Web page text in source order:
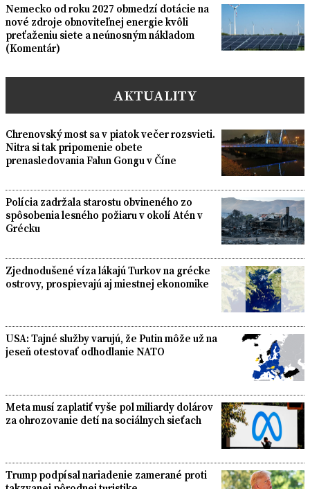
Nemecko od roku 2027 obmedzí dotácie na
nové zdroje obnoviteľnej energie kvôli
preťaženiu siete a neúnosným nákladom
(Komentár)
AKTUALITY
Chrenovský most sa v piatok večer rozsvieti.
Nitra si tak pripomenie obete
prenasledovania Falun Gongu v Číne
Polícia zadržala starostu obvineného zo
spôsobenia lesného požiaru v okolí Atén v
Grécku
Zjednodušené víza lákajú Turkov na grécke
ostrovy, prospievajú aj miestnej ekonomike
USA: Tajné služby varujú, že Putin môže už na
jeseň otestovať odhodlanie NATO
Meta musí zaplatiť vyše pol miliardy dolárov
za ohrozovanie detí na sociálnych sieťach
Trump podpísal nariadenie zamerané proti